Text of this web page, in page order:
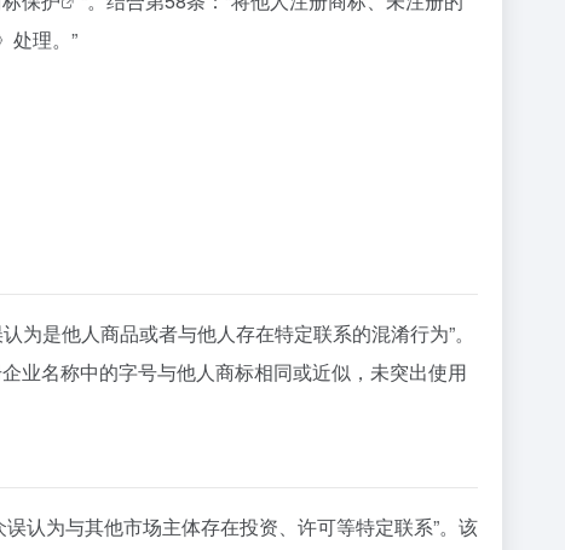
处理。”
为是他人商品或者与他人存在特定联系的混淆行为”。
业名称中的字号与他人商标相同或近似，未突出使用
认为与其他市场主体存在投资、许可等特定联系”。该